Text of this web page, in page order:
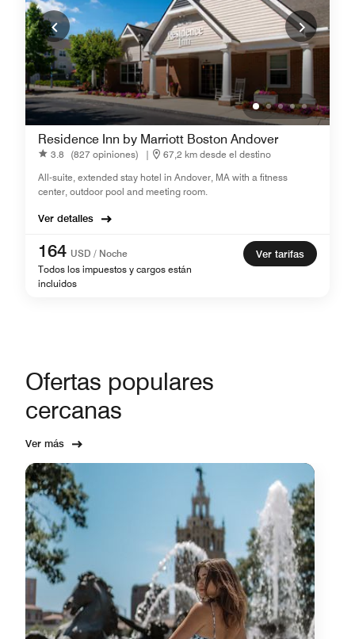
Residence Inn by Marriott Boston Andover
3.8 (827 opiniones) |
67,2 km desde el destino
All-suite, extended stay hotel in Andover, MA with a fitness
center, outdoor pool and meeting room.
Ver detalles
164 USD / Noche
Todos los impuestos y cargos están
incluidos
Ver tarifas
Ofertas populares
cercanas
Ver más